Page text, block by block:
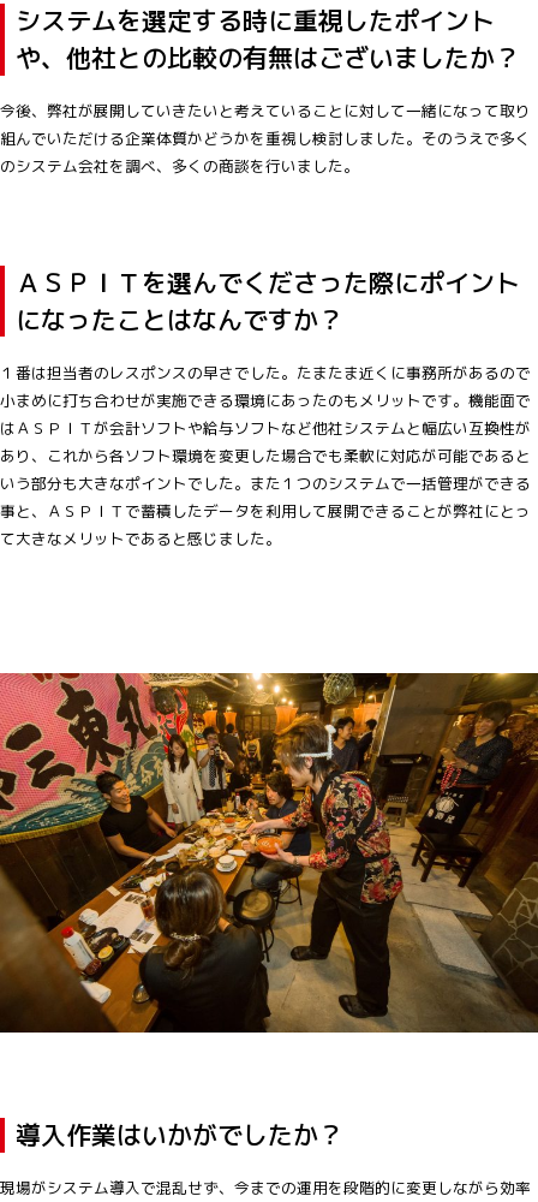
システムを選定する時に重視したポイント
や、他社との比較の有無はございましたか？
今後、弊社が展開していきたいと考えていることに対して一緒になって取り
組んでいただける企業体質かどうかを重視し検討しました。そのうえで多く
のシステム会社を調べ、多くの商談を行いました。
ＡＳＰＩＴを選んでくださった際にポイント
になったことはなんですか？
１番は担当者のレスポンスの早さでした。たまたま近くに事務所があるので
小まめに打ち合わせが実施できる環境にあったのもメリットです。機能面で
はＡＳＰＩＴが会計ソフトや給与ソフトなど他社システムと幅広い互換性が
あり、これから各ソフト環境を変更した場合でも柔軟に対応が可能であると
いう部分も大きなポイントでした。また１つのシステムで一括管理ができる
事と、ＡＳＰＩＴで蓄積したデータを利用して展開できることが弊社にとっ
て大きなメリットであると感じました。
導入作業はいかがでしたか？
現場がシステム導入で混乱せず、今までの運用を段階的に変更しながら効率